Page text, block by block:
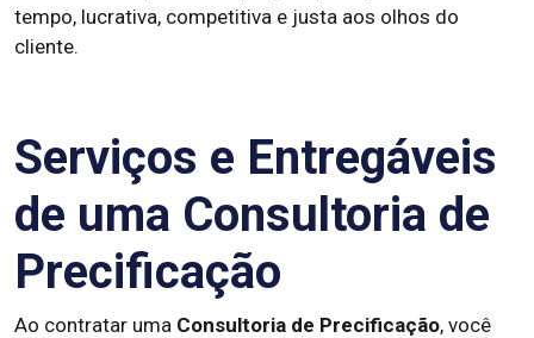
tempo, lucrativa, competitiva e justa aos olhos do
cliente.
Serviços e Entregáveis
de uma Consultoria de
Precificação
Ao contratar uma Consultoria de Precificação, você